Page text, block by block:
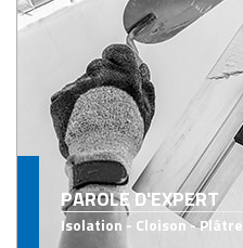
PAROLE D'EXPERT
Isolation - Cloison - Plâtre